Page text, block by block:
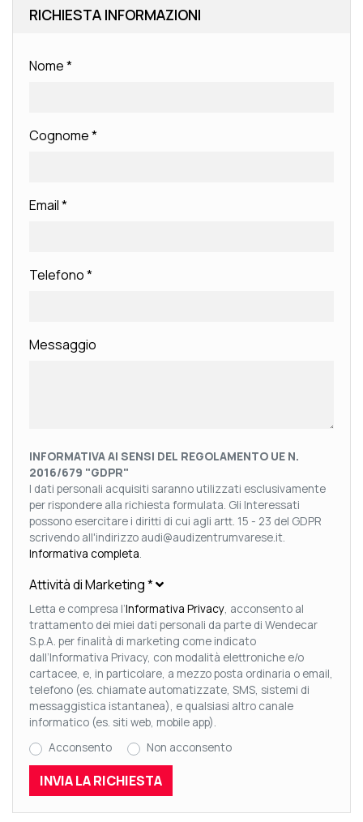
RICHIESTA INFORMAZIONI
Nome*
Cognome*
Email*
Telefono*
Messaggio
INFORMATIVA AI SENSI DEL REGOLAMENTO UE N.
2016/679 "GDPR"
I dati personali acquisiti saranno utilizzati esclusivamente
per rispondere alla richiesta formulata. Gli Interessati
possono esercitare i diritti di cui agli artt. 15 - 23 del GDPR
scrivendo all'indirizzo audi@audizentrumvarese.it.
Informativa completa
Attività di Marketing*
Letta e compresa l’Informativa Privacy , acconsento al
trattamento dei miei dati personali da parte di Wendecar
S.p.A. per finalità di marketing come indicato
dall’Informativa Privacy, con modalità elettroniche e/o
cartacee, e, in particolare, a mezzo posta ordinaria o email,
telefono (es. chiamate automatizzate, SMS, sistemi di
messaggistica istantanea), e qualsiasi altro canale
informatico (es. siti web, mobile app).
Acconsento
Non acconsento